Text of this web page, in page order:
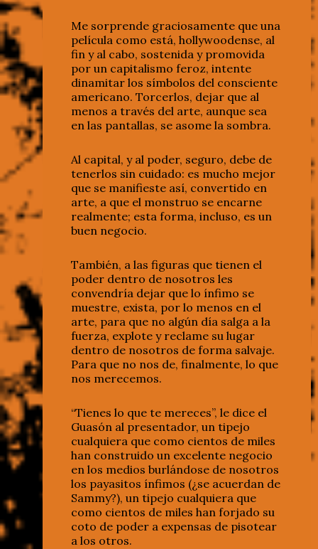
Me sorprende graciosamente que una
película como está, hollywoodense, al
fin y al cabo, sostenida y promovida
por un capitalismo feroz, intente
dinamitar los símbolos del consciente
americano. Torcerlos, dejar que al
menos a través del arte, aunque sea
en las pantallas, se asome la sombra.
Al capital, y al poder, seguro, debe de
tenerlos sin cuidado: es mucho mejor
que se manifieste así, convertido en
arte, a que el monstruo se encarne
realmente; esta forma, incluso, es un
buen negocio.
También, a las figuras que tienen el
poder dentro de nosotros les
convendría dejar que lo ínfimo se
muestre, exista, por lo menos en el
arte, para que no algún día salga a la
fuerza, explote y reclame su lugar
dentro de nosotros de forma salvaje.
Para que no nos de, finalmente, lo que
nos merecemos.
“Tienes lo que te mereces”, le dice el
Guasón al presentador, un tipejo
cualquiera que como cientos de miles
han construido un excelente negocio
en los medios burlándose de nosotros
los payasitos ínfimos (¿se acuerdan de
Sammy?), un tipejo cualquiera que
como cientos de miles han forjado su
coto de poder a expensas de pisotear
a los otros.